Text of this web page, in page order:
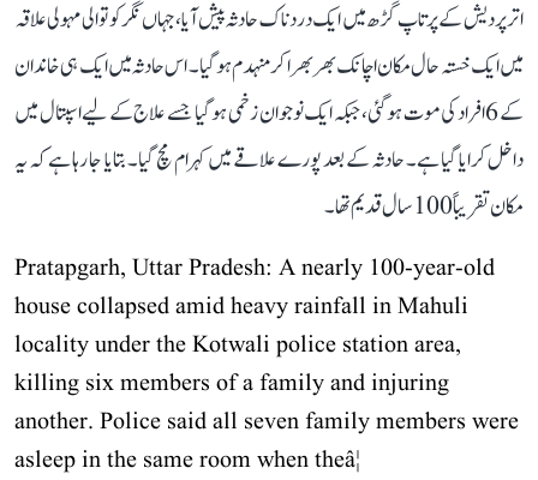
اتر پردیش کے پرتاپ گڑھ میں ایک دردناک حادثہ پیش آیا، جہاں نگر کوتوالی مہولی علاقہ
میں ایک خستہ حال مکان اچانک بھربھرا کر منہدم ہو گیا۔ اس حادثہ میں ایک ہی خاندان
کے 6 افراد کی موت ہو گئی، جبکہ ایک نوجوان زخمی ہو گیا جسے علاج کے لیے اسپتال میں
داخل کرایا گیا ہے۔ حادثہ کے بعد پورے علاقے میں کہرام مچ گیا۔ بتایا جا رہا ہے کہ یہ
مکان تقریباً 100 سال قدیم تھا۔
Pratapgarh, Uttar Pradesh: A nearly 100-year-old
house collapsed amid heavy rainfall in Mahuli
locality under the Kotwali police station area,
killing six members of a family and injuring
another. Police said all seven family members were
asleep in the same room when theâ¦